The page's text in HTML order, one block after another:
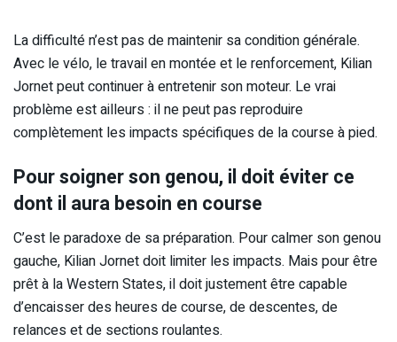
La difficulté n’est pas de maintenir sa condition générale.
Avec le vélo, le travail en montée et le renforcement, Kilian
Jornet peut continuer à entretenir son moteur. Le vrai
problème est ailleurs : il ne peut pas reproduire
complètement les impacts spécifiques de la course à pied.
Pour soigner son genou, il doit éviter ce
dont il aura besoin en course
C’est le paradoxe de sa préparation. Pour calmer son genou
gauche, Kilian Jornet doit limiter les impacts. Mais pour être
prêt à la Western States, il doit justement être capable
d’encaisser des heures de course, de descentes, de
relances et de sections roulantes.